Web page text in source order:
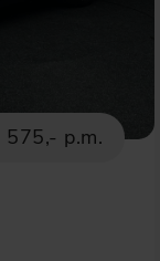
575,- p.m.